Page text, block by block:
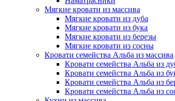
Мягкие кровати из массива
Мягкие кровати из дуба
Мягкие кровати из бука
Мягкие кровати из березы
Мягкие кровати из сосны
Кровати семейства Альба из массива
Кровати семейства Альба из
Кровати семейства Альба из
Кровати семейства Альба из
Кровати семейства Альба из